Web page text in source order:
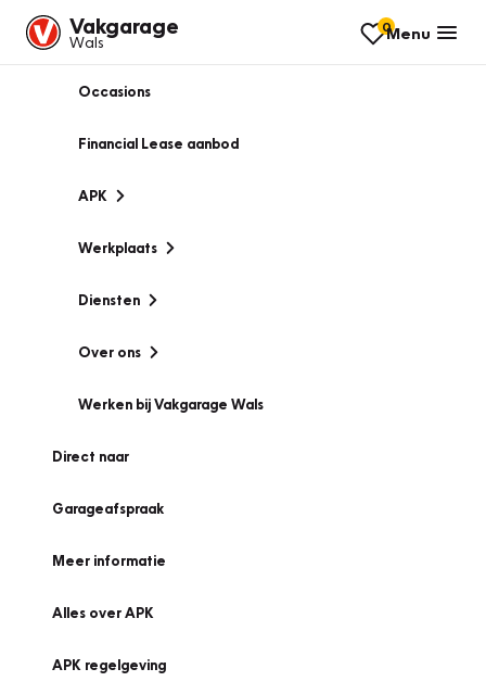
Vakgarage
Wals
0Menu
Occasions
Financial Lease aanbod
APK
Werkplaats
Diensten
Over ons
Werken bij Vakgarage Wals
Direct naar
Garageafspraak
Meer informatie
Alles over APK
APK regelgeving